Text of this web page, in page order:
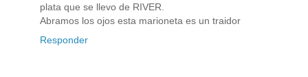
plata que se llevo de RIVER.
Abramos los ojos esta marioneta es un traidor
Responder